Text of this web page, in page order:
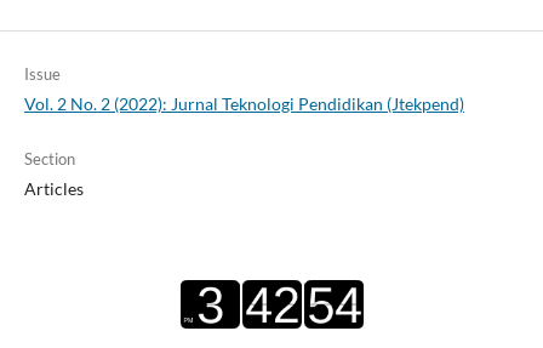
Issue
Vol. 2 No. 2 (2022): Jurnal Teknologi Pendidikan (Jtekpend)
Section
Articles